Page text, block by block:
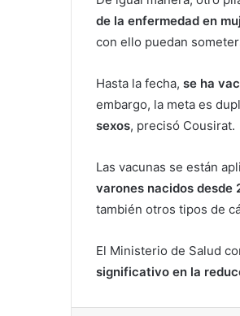
de la enfermedad en
con ello puedan
Hasta la fecha, se ha
embargo, la meta es
sexos, precisó Cousirat.
Las vacunas se están
varones nacidos desde
también otros tipos de
El Ministerio de Salud
significativo en la